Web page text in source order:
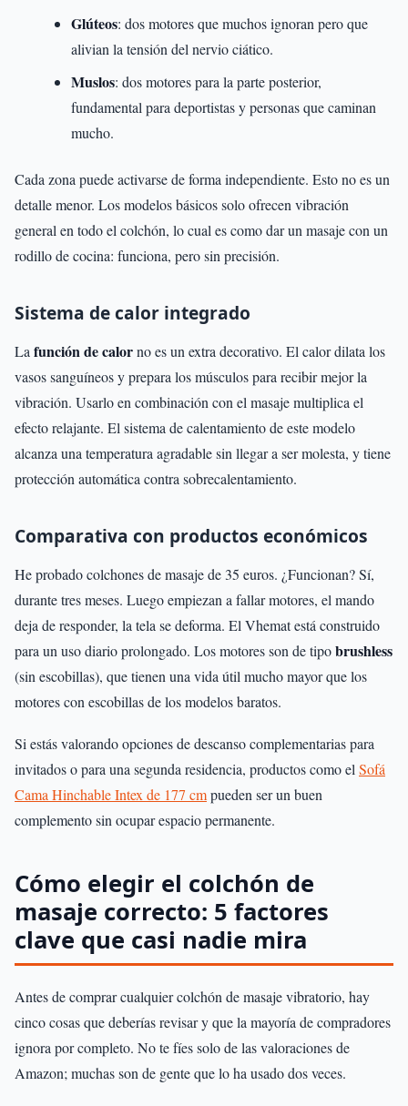
Glúteos: dos motores que muchos ignoran pero que
alivian la tensión del nervio ciático.
Muslos: dos motores para la parte posterior,
fundamental para deportistas y personas que caminan
mucho.
Cada zona puede activarse de forma independiente. Esto no es un
detalle menor. Los modelos básicos solo ofrecen vibración
general en todo el colchón, lo cual es como dar un masaje con un
rodillo de cocina: funciona, pero sin precisión.
Sistema de calor integrado
La función de calorno es un extra decorativo. El calor dilata los
vasos sanguíneos y prepara los músculos para recibir mejor la
vibración. Usarlo en combinación con el masaje multiplica el
efecto relajante. El sistema de calentamiento de este modelo
alcanza una temperatura agradable sin llegar a ser molesta, y tiene
protección automática contra sobrecalentamiento.
Comparativa con productos económicos
He probado colchones de masaje de 35 euros. ¿Funcionan? Sí,
durante tres meses. Luego empiezan a fallar motores, el mando
deja de responder, la tela se deforma. El Vhemat está construido
para un uso diario prolongado. Los motores son de tipobrushless
(sin escobillas), que tienen una vida útil mucho mayor que los
motores con escobillas de los modelos baratos.
Si estás valorando opciones de descanso complementarias para
invitados o para una segunda residencia, productos como el Sofá
Cama Hinchable Intex de 177 cmpueden ser un buen
complemento sin ocupar espacio permanente.
Cómo elegir el colchón de
masaje correcto: 5 factores
clave que casi nadie mira
Antes de comprar cualquier colchón de masaje vibratorio, hay
cinco cosas que deberías revisar y que la mayoría de compradores
ignora por completo. No te fíes solo de las valoraciones de
Amazon; muchas son de gente que lo ha usado dos veces.